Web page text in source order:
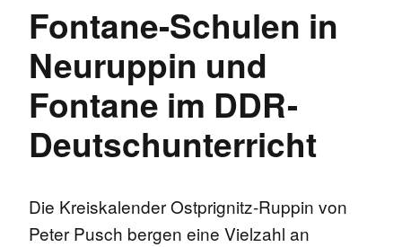
Fontane-Schulen in
Neuruppin und
Fontane im DDR-
Deutschunterricht
Die Kreiskalender Ostprignitz-Ruppin von
Peter Pusch bergen eine Vielzahl an